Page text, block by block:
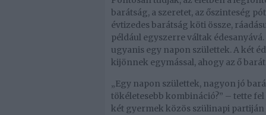
barátság, a szeretet, az őszinteség
évtizedes barátság köti össze,
például egyszerre váltak
ugyanis egy napon születtek. A két
kijönnek egymással, ahogy az ő
„Egy napon születtek, nagyon jó
tökéletesebb kombináció?” – tette
két gyermek közös szülinapi partiján